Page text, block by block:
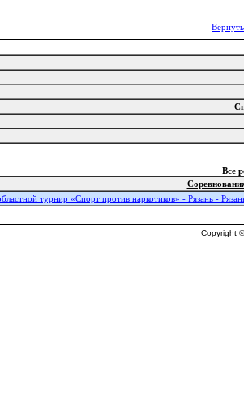
Все
турнир «Спорт против наркотиков» - Рязань -
Copyright